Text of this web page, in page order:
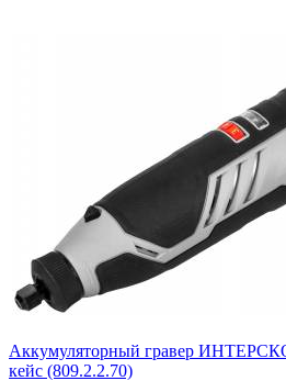
Аккумуляторный гравер
кейс (809.2.2.70)